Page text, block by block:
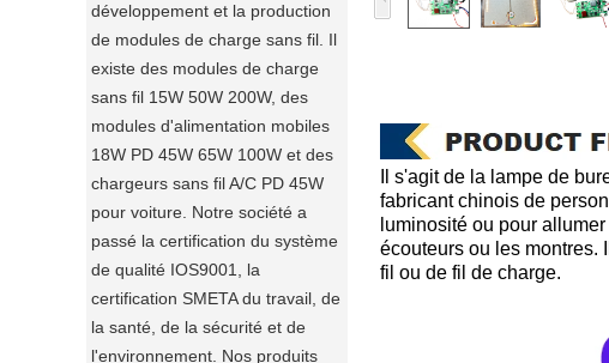
développement et la production
de modules de charge sans fil. Il
existe des modules de charge
sans fil 15W 50W 200W, des
modules d'alimentation mobiles
18W PD 45W 65W 100W et des
chargeurs sans fil A/C PD 45W
pour voiture. Notre société a
passé la certification du système
de qualité IOS9001, la
certification SMETA du travail, de
la santé, de la sécurité et de
l'environnement. Nos produits
Il s'agit de la lampe de
fabricant chinois de
luminosité ou pour
écouteurs ou les montres.
fil ou de fil de charge.